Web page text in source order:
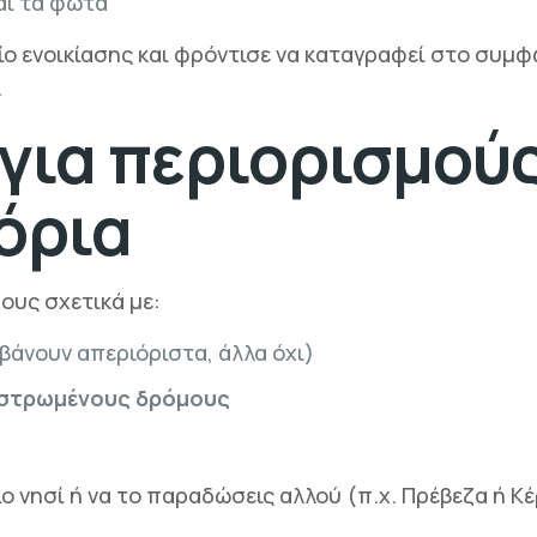
ενοικίασης και φρόντισε να καταγραφεί στο
σχετικά με:
απεριόριστα, άλλα όχι)
δρόμους
νησί ή να το παραδώσεις αλλού (π.χ. Πρέβεζα ή